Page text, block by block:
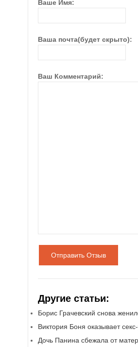
Ваше Имя:
Ваша почта(будет скрыто):
Ваш Комментарий:
Отправить Отзыв
Другие статьи:
Борис Грачевский снова
Виктория Боня оказывает секс-
Дочь Панина сбежала от